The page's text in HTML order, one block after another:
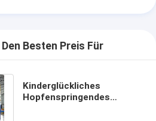
Besten Preis Für
Kinderglückliches
Hopfenspringendes